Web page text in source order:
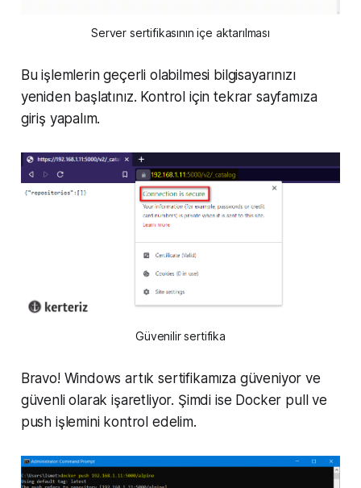
Server sertifikasının içe aktarılması
Bu işlemlerin geçerli olabilmesi bilgisayarınızı
yeniden başlatınız. Kontrol için tekrar sayfamıza
giriş yapalım.
Güvenilir sertifika
Bravo! Windows artık sertifikamıza güveniyor ve
güvenli olarak işaretliyor. Şimdi ise Docker pull ve
push işlemini kontrol edelim.